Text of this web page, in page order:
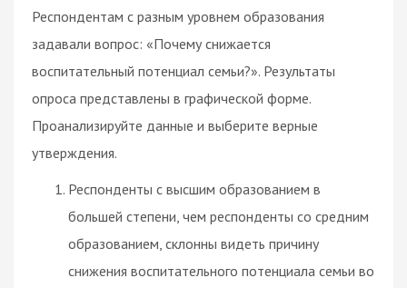
Респондентам с разным уровнем образования
задавали вопрос: «Почему снижается
воспитательный потенциал семьи?». Результаты
опроса представлены в графической форме.
Проанализируйте данные и выберите верные
утверждения.
Респонденты с высшим образованием в
большей степени, чем респонденты со средним
образованием, склонны видеть причину
снижения воспитательного потенциала семьи во